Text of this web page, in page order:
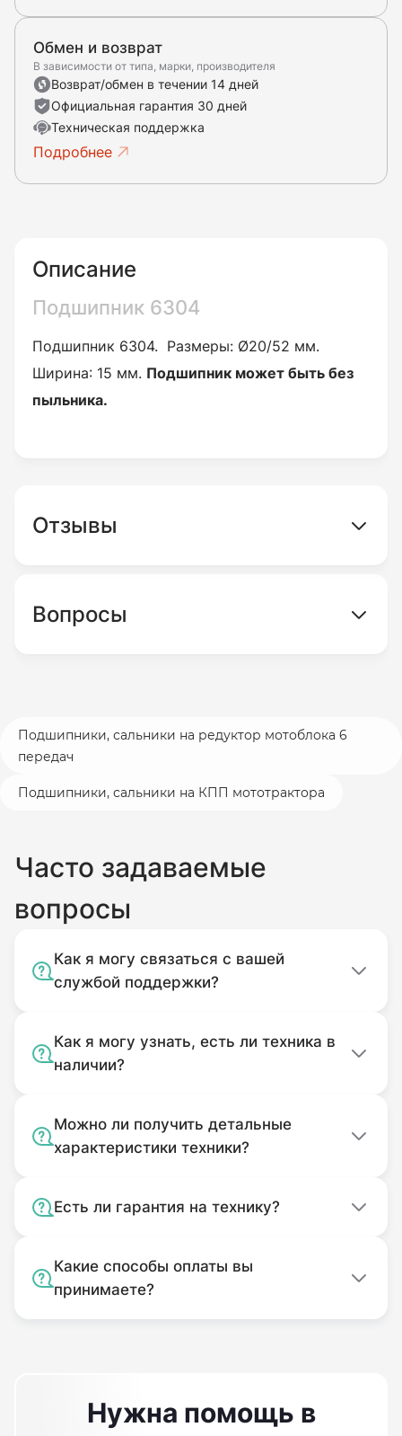
Обмен и возврат
В зависимости от типа, марки, производителя
Возврат/обмен в течении 14 дней
Официальная гарантия 30 дней
Техническая поддержка
Подробнее
Описание
Подшипник 6304
Подшипник 6304. Размеры: Ø20/52 мм.
Ширина: 15 мм. Подшипник может быть без
пыльника.
Отзывы
Вопросы
Подшипники, сальники на редуктор мотоблока 6
передач
Подшипники, сальники на КПП мототрактора
Часто задаваемые
вопросы
Как я могу связаться с вашей
службой поддержки?
Как я могу узнать, есть ли техника в
наличии?
Можно ли получить детальные
характеристики техники?
Есть ли гарантия на технику?
Какие способы оплаты вы
принимаете?
Нужна помощь в